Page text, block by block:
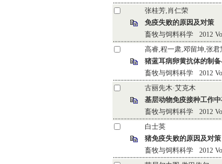
张桂芳,肖仁荣
免疫失败的原因及对策
畜牧与饲料科学 2012
高睿,程一肃,邓留坤,张君
猪蓝耳病卵黄抗体的制
畜牧与饲料科学 2012
古丽先木·艾克木
基层动物免疫接种工作
畜牧与饲料科学 2012
白士英
猪免疫失败的原因及对策
畜牧与饲料科学 2012